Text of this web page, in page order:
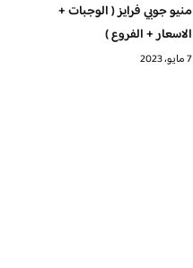
منيو جوبي فرايز ( الوجبات +
الاسعار + الفروع )
7 مايو، 2023